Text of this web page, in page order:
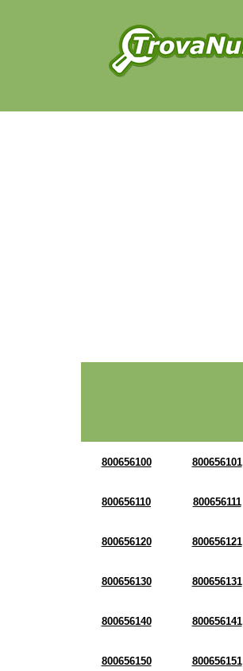
800656100 800656101
800656110 800656111
800656120 800656121
800656130 800656131
800656140 800656141
800656150 800656151